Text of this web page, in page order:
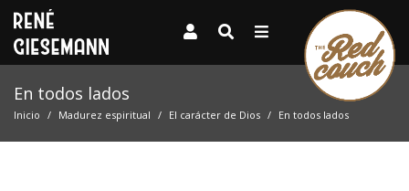
En todos lados
Inicio Madurez espiritual El carácter de Dios En todos lados